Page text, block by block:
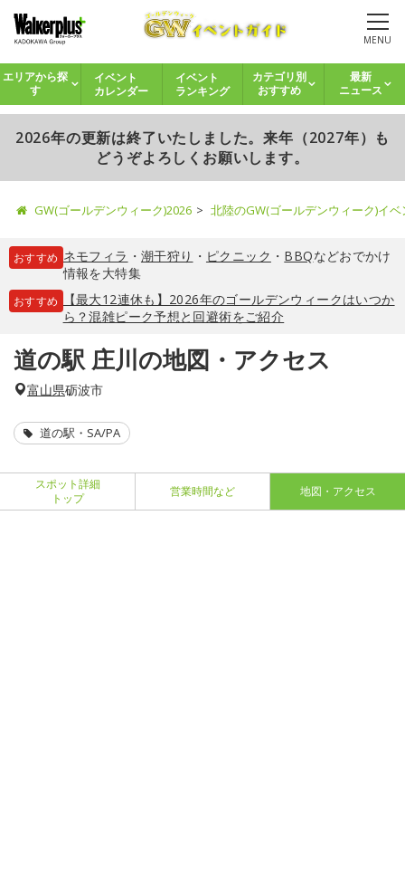
MENU
エリアから探
す
イベント
カレンダー
イベント
ランキング
カテゴリ別
おすすめ
最新
ニュース
2026年の更新は終了いたしました。来年（2027年）も
どうぞよろしくお願いします。
GW(ゴールデンウィーク)2026 北陸のGW(ゴールデンウィーク)イ
おすすめ ネモフィラ ・ 潮干狩り ・ ピクニック ・ BBQなどおでかけ
情報を大特集
おすすめ
【最大12連休も】2026年のゴールデンウィークはいつか
ら？混雑ピーク予想と回避術をご紹介
道の駅 庄川の地図・アクセス
富山県砺波市
道の駅・SA/PA
スポット詳細
トップ
営業時間など 地図・アクセス